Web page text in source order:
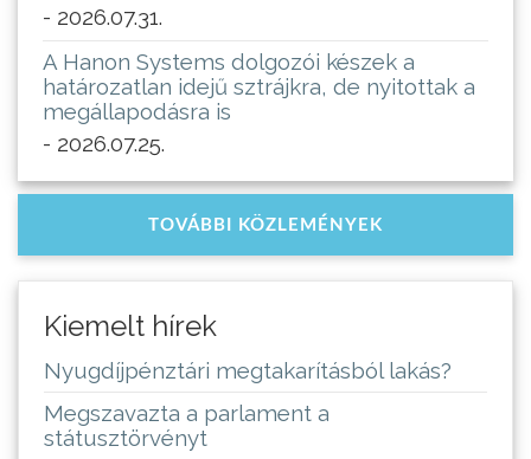
- 2026.07.31.
A Hanon Systems dolgozói készek a
határozatlan idejű sztrájkra, de nyitottak a
megállapodásra is
- 2026.07.25.
TOVÁBBI KÖZLEMÉNYEK
Kiemelt hírek
Nyugdíjpénztári megtakarításból lakás?
Megszavazta a parlament a
státusztörvényt